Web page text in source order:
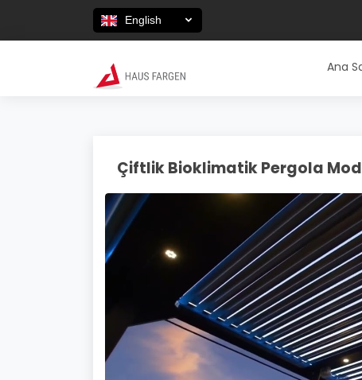
English
Ana
Çiftlik Bioklimatik Pergola